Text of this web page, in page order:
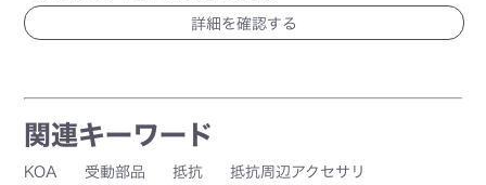
詳細を確認する
関連キーワード
KOA 受動部品 抵抗 抵抗周辺アクセサリ